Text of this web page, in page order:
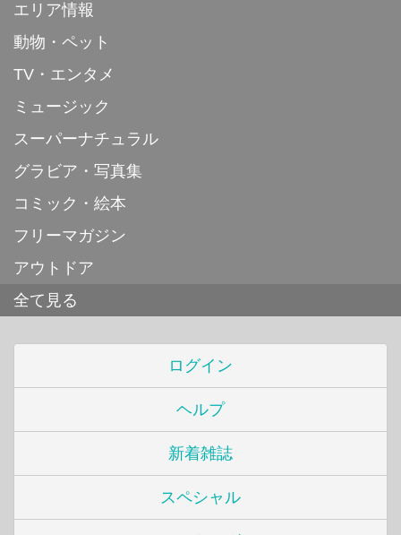
エリア情報
動物・ペット
TV・エンタメ
ミュージック
スーパーナチュラル
グラビア・写真集
コミック・絵本
フリーマガジン
アウトドア
全て見る
ログイン
ヘルプ
新着雑誌
スペシャル